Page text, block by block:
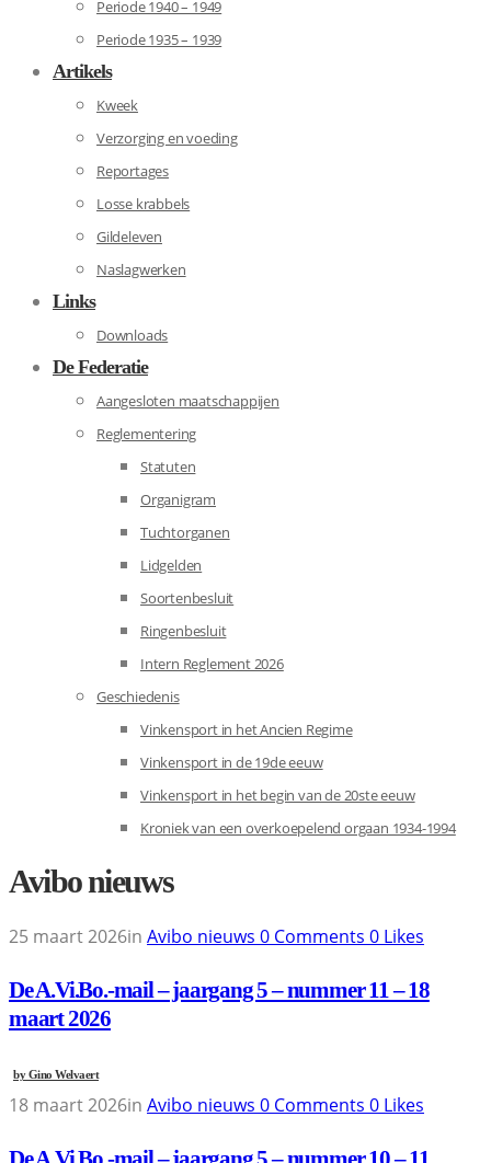
Periode 1940 – 1949
Periode 1935 – 1939
Artikels
Kweek
Verzorging en voeding
Reportages
Losse krabbels
Gildeleven
Naslagwerken
Links
Downloads
De Federatie
Aangesloten maatschappijen
Reglementering
Statuten
Organigram
Tuchtorganen
Lidgelden
Soortenbesluit
Ringenbesluit
Intern Reglement 2026
Geschiedenis
Vinkensport in het Ancien Regime
Vinkensport in de 19de eeuw
Vinkensport in het begin van de 20ste eeuw
Kroniek van een overkoepelend orgaan 1934-1994
Avibo nieuws
25 maart 2026in Avibo nieuws 0 Comments 0 Likes
De A.Vi.Bo.-mail – jaargang 5 – nummer 11 – 18
maart 2026
byGino Welvaert
18 maart 2026in Avibo nieuws 0 Comments 0 Likes